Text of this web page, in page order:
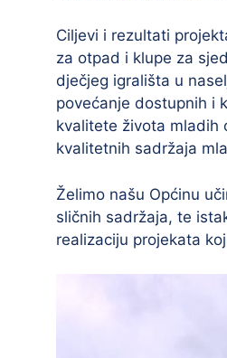
Ciljevi i rezultati
za otpad i klupe za
dječjeg igrališta u
povećanje dostupnih i
kvalitete života mladih
kvalitetnih sadržaja
Želimo našu Općinu
sličnih sadržaja, te
realizaciju projekata